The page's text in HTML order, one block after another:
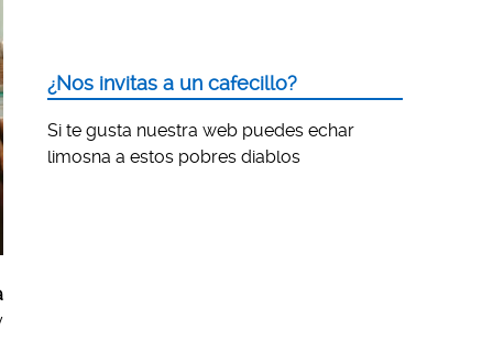
¿Nos invitas a un cafecillo?
Si te gusta nuestra web puedes echar
limosna a estos pobres diablos